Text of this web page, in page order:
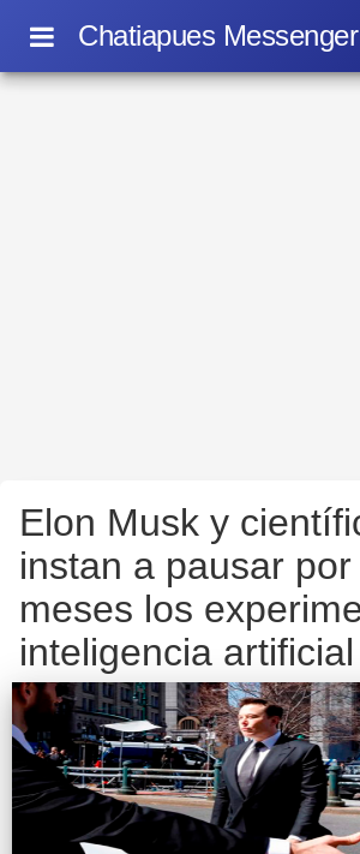
Chatiapues Messenger
Elon Musk y
instan a pausar por
meses los
inteligencia